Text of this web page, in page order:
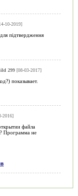
10-2019]
підтвердження
299[08-03-2017]
показывает.
2016]
файла
Программа не